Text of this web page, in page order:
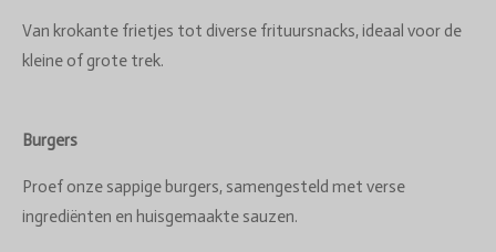
Van krokante frietjes tot diverse frituursnacks, ideaal voor de
kleine of grote trek.
Burgers
Proef onze sappige burgers, samengesteld met verse
ingrediënten en huisgemaakte sauzen.